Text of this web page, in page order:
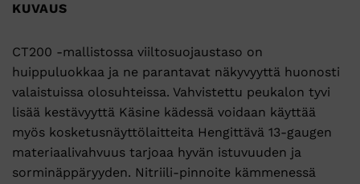
KUVAUS
CT200 -mallistossa viiltosuojaustaso on
huippuluokkaa ja ne parantavat näkyvyyttä huonosti
valaistuissa olosuhteissa. Vahvistettu peukalon tyvi
lisää kestävyyttä Käsine kädessä voidaan käyttää
myös kosketusnäyttölaitteita Hengittävä 13-gaugen
materiaalivahvuus tarjoaa hyvän istuvuuden ja
sorminäppäryyden. Nitriili-pinnoite kämmenessä